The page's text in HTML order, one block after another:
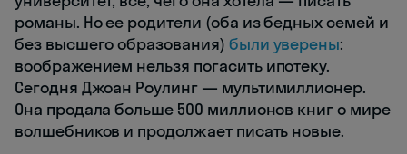
романы. Но ее родители (оба из бедных семей и
без высшего образования) были уверены:
воображением нельзя погасить ипотеку.
Сегодня Джоан Роулинг — мультимиллионер.
Она продала больше 500 миллионов книг о мире
волшебников и продолжает писать новые.